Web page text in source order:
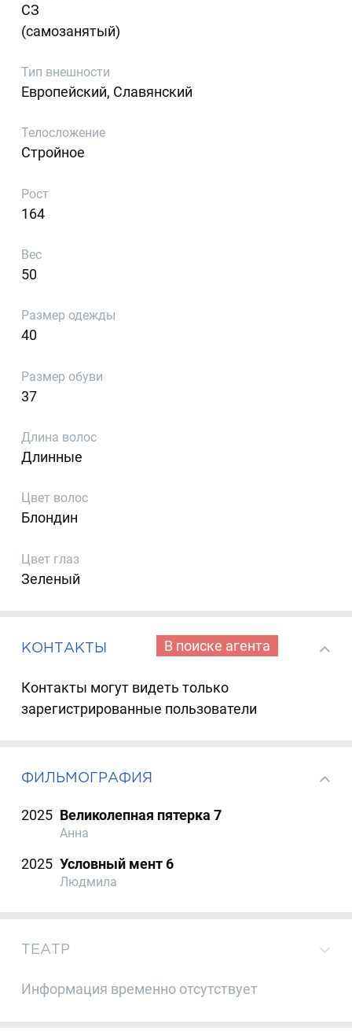
СЗ
(самозанятый)
Тип внешности
Европейский, Славянский
Телосложение
Стройное
Рост
164
Вес
50
Размер одежды
40
Размер обуви
37
Длина волос
Длинные
Цвет волос
Блондин
Цвет глаз
Зеленый
КОНТАКТЫ В поиске агента
Контакты могут видеть только
зарегистрированные пользователи
ФИЛЬМОГРАФИЯ
2025 Великолепная пятерка 7
Анна
2025 Условный мент 6
Людмила
ТЕАТР
Информация временно отсутствует